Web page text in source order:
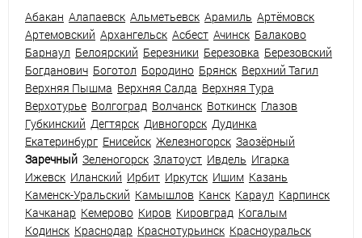
Абакан Алапаевск Альметьевск Арамиль Артёмовск
Артемовский Архангельск Асбест Ачинск Балаково
Барнаул Белоярский Березники Березовка Березовский
Богданович Боготол Бородино Брянск Верхний Тагил
Верхняя Пышма Верхняя Салда Верхняя Тура
Верхотурье Волгоград Волчанск Воткинск Глазов
Губкинский Дегтярск Дивногорск Дудинка
Екатеринбург Енисейск Железногорск Заозёрный
Заречный Зеленогорск Златоуст Ивдель Игарка
Ижевск Иланский Ирбит Иркутск Ишим Казань
Каменск-Уральский Камышлов Канск Караул Карпинск
Качканар Кемерово Киров Кировград Когалым
Кодинск Краснодар Краснотурьинск Красноуральск